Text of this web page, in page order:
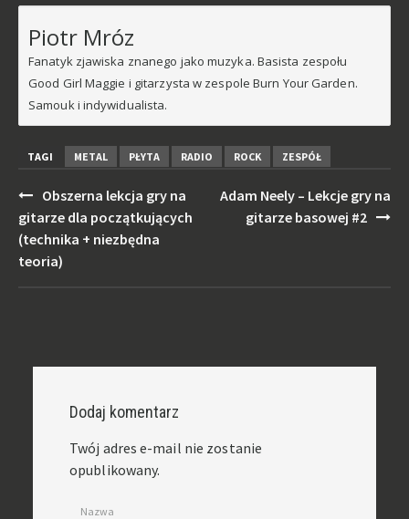
Piotr Mróz
Fanatyk zjawiska znanego jako muzyka. Basista zespołu
Good Girl Maggie i gitarzysta w zespole Burn Your Garden.
Samouk i indywidualista.
TAGI METAL PŁYTA RADIO ROCK ZESPÓŁ
Post
navigation
Obszerna lekcja gry na
gitarze dla początkujących
(technika + niezbędna
teoria)
Adam Neely – Lekcje gry na
gitarze basowej #2
Dodaj komentarz
Twój adres e-mail nie zostanie
opublikowany.
Nazwa